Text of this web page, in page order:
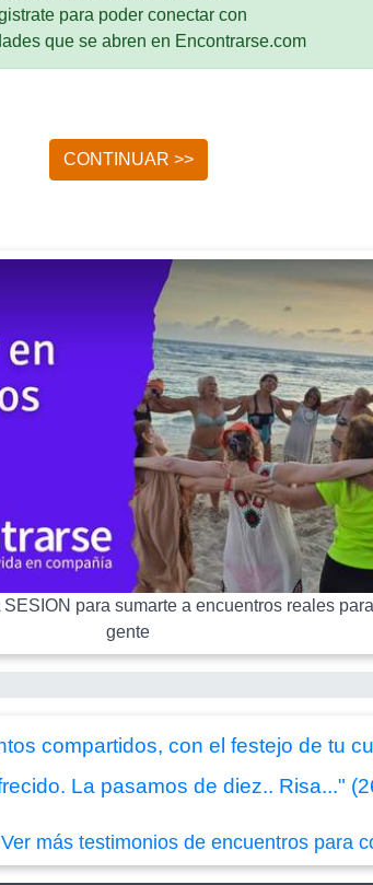
para poder conectar con
que se abren en Encontrarse.com
CONTINUAR >>
para sumarte a encuentros reales
gente
compartidos, con el festejo de tu
La pasamos de diez.. Risa..."
Ver más testimonios de encuentros para